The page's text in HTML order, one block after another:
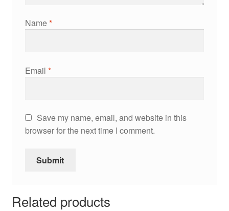
Name*
Email *
Save my name, email, and website in this
browser for the next time I comment.
Related products